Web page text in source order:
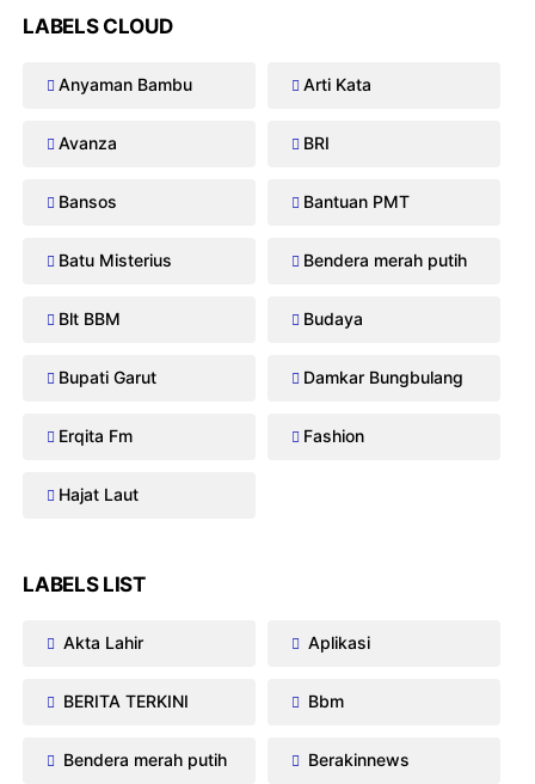
LABELS CLOUD
Anyaman Bambu Arti Kata
Avanza BRI
Bansos Bantuan PMT
Batu Misterius Bendera merah putih
Blt BBM Budaya
Bupati Garut Damkar Bungbulang
Erqita Fm Fashion
Hajat Laut
LABELS LIST
Akta Lahir Aplikasi
BERITA TERKINI Bbm
Bendera merah putih Berakinnews